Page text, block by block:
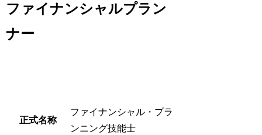
ファイナンシャルプラン
ナー
正式名称
ファイナンシャル・プラ
ンニング技能士